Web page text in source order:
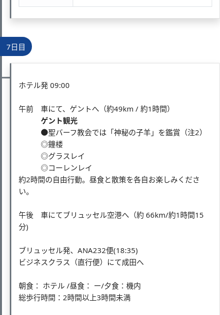
7日目
ホテル発 09:00
午前 車にて、ゲントへ（約49km / 約1時間）
ゲント観光
●聖バーフ教会では「神秘の子羊」を鑑賞（注2）
◎鐘楼
◎グラスレイ
◎コーレンレイ
約2時間の自由行動。昼食と散策を各自お楽しみくださ
い。
午後 車にてブリュッセル空港へ（約 66km/約1時間15
分)
ブリュッセル発、ANA232便(18:35)
ビジネスクラス（直行便）にて成田へ
朝食： ホテル /昼食： ー/夕食：機内
総歩行時間：2時間以上3時間未満